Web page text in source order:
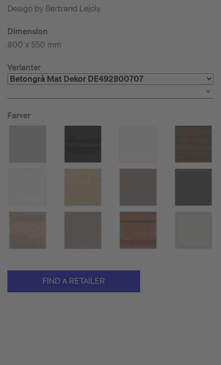
Design by Bertrand Lejoly
Dimension
800 x 550 mm
Varianter
Farver
FIND A RETAILER